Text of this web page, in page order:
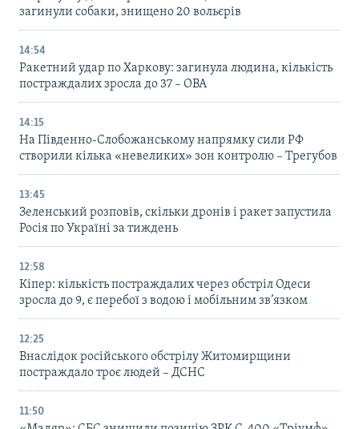
загинули собаки, знищено 20 вольєрів
14:54
Ракетний удар по Харкову: загинула людина, кількість
постраждалих зросла до 37 – ОВА
14:15
На Південно-Слобожанському напрямку сили РФ
створили кілька «невеликих» зон контролю – Трегубов
13:45
Зеленський розповів, скільки дронів і ракет запустила
Росія по Україні за тиждень
12:58
Кіпер: кількість постраждалих через обстріл Одеси
зросла до 9, є перебої з водою і мобільним зв’язком
12:25
Внаслідок російського обстрілу Житомирщини
постраждало троє людей – ДСНС
11:50